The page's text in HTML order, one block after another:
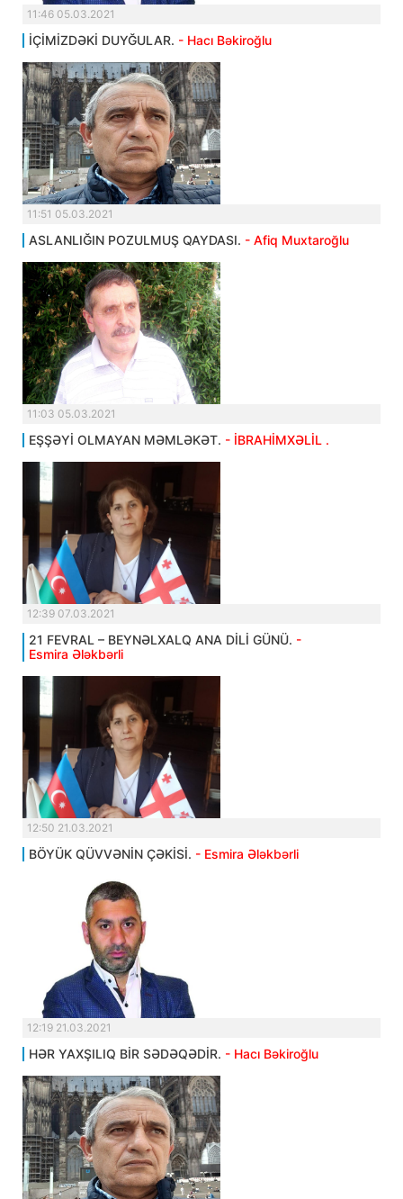
11:46 05.03.2021
İÇİMİZDƏKİ DUYĞULAR. - Hacı Bəkiroğlu
11:51 05.03.2021
ASLANLIĞIN POZULMUŞ QAYDASI. - Afiq Muxtaroğlu
11:03 05.03.2021
EŞŞƏYİ OLMAYAN MƏMLƏKƏT. - İBRAHİMXƏLİL .
12:39 07.03.2021
21 FEVRAL – BEYNƏLXALQ ANA DİLİ GÜNÜ. -
Esmira Ələkbərli
12:50 21.03.2021
BÖYÜK QÜVVƏNİN ÇƏKİSİ. - Esmira Ələkbərli
12:19 21.03.2021
HƏR YAXŞILIQ BİR SƏDƏQƏDİR. - Hacı Bəkiroğlu